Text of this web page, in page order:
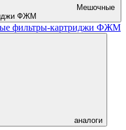
ФЖМ
фильтры-картриджи ФЖМ
аналоги